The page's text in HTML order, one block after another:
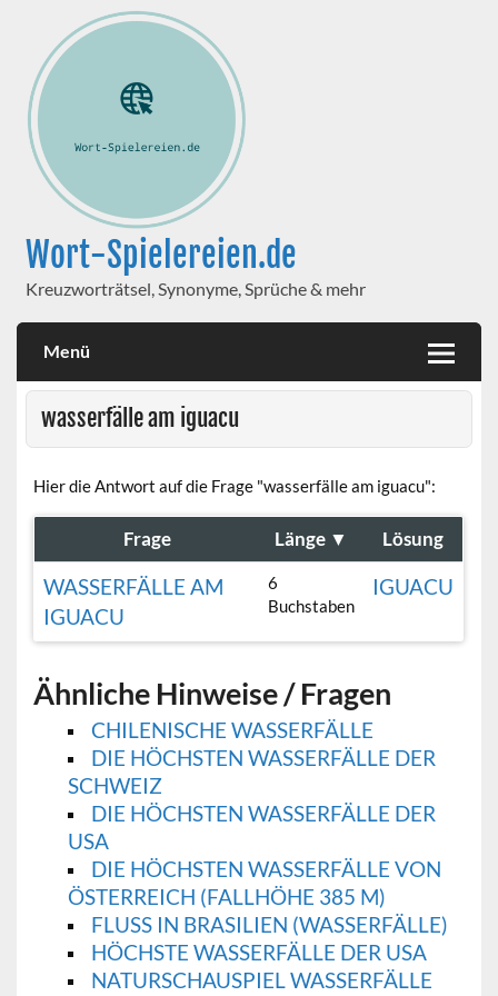
Wort-Spielereien.de
Kreuzworträtsel, Synonyme, Sprüche & mehr
Menü
wasserfälle am iguacu
Hier die Antwort auf die Frage "wasserfälle am iguacu":
Frage Länge ▼ Lösung
WASSERFÄLLE AM
IGUACU
6
Buchstaben
IGUACU
Ähnliche Hinweise / Fragen
CHILENISCHE WASSERFÄLLE
DIE HÖCHSTEN WASSERFÄLLE DER
SCHWEIZ
DIE HÖCHSTEN WASSERFÄLLE DER
USA
DIE HÖCHSTEN WASSERFÄLLE VON
ÖSTERREICH (FALLHÖHE 385 M)
FLUSS IN BRASILIEN (WASSERFÄLLE)
HÖCHSTE WASSERFÄLLE DER USA
NATURSCHAUSPIEL WASSERFÄLLE